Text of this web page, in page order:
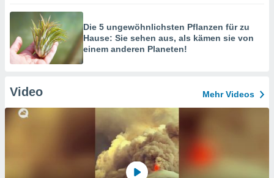
Die 5 ungewöhnlichsten Pflanzen für zu
Hause: Sie sehen aus, als kämen sie von
einem anderen Planeten!
Video Mehr Videos